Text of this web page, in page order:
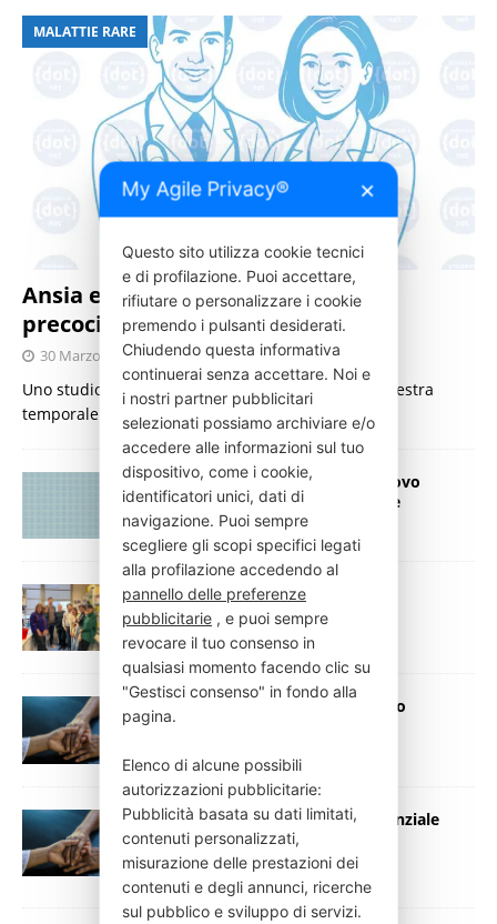
MALATTIE RARE
Ansia e depressione come segnali
precoci del Parkinson
30 Marzo 2026 Press Italia
Uno studio dell’IRCCS Neuromed individua una finestra
temporale di dieci anni.
Centro DEMED a Villa Dante: un nuovo
orizzonte per la cura delle demenze
30 Giugno 2025 Press Italia
D-serina, l’aminoacido che ritarda
l’insorgenza del Parkinson
1 Febbraio 2024 Press Italia
La TMS uno strumento in più contro
Parkinson e Alzheimer
Parkinson: individuato nuovo potenziale
biomarcatore
20 Gennaio 2021 Press Italia
My Agile Privacy® ✕
Questo sito utilizza cookie tecnici
e di profilazione. Puoi accettare,
rifiutare o personalizzare i cookie
premendo i pulsanti desiderati.
Chiudendo questa informativa
continuerai senza accettare. Noi e
i nostri partner pubblicitari
selezionati possiamo archiviare e/o
accedere alle informazioni sul tuo
dispositivo, come i cookie,
identificatori unici, dati di
navigazione. Puoi sempre
scegliere gli scopi specifici legati
alla profilazione accedendo al
pannello delle preferenze
pubblicitarie, e puoi sempre
revocare il tuo consenso in
qualsiasi momento facendo clic su
"Gestisci consenso" in fondo alla
pagina.
Elenco di alcune possibili
autorizzazioni pubblicitarie:
Pubblicità basata su dati limitati,
contenuti personalizzati,
misurazione delle prestazioni dei
contenuti e degli annunci, ricerche
sul pubblico e sviluppo di servizi.